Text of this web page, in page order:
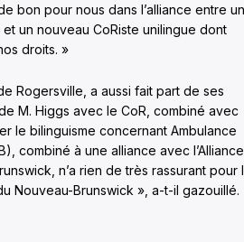
bon pour nous dans l’alliance entre un
un nouveau CoRiste unilingue dont
droits. »
Rogersville, a aussi fait part de ses
M. Higgs avec le CoR, combiné avec
le bilinguisme concernant Ambulance
combiné à une alliance avec l’Alliance
n’a rien de très rassurant pour
Nouveau-Brunswick », a-t-il gazouillé.